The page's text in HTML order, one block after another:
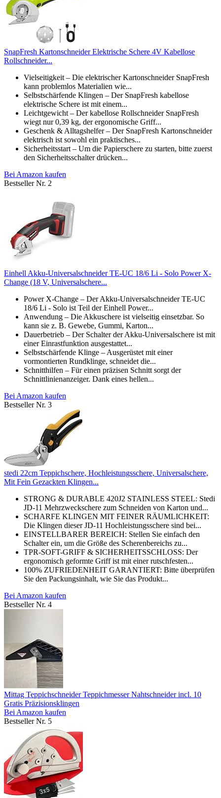
SnapFresh Kartonschneider Elektrische Schere 4V Kabellose
Rollschneider...
Vielseitigkeit – Die elektrischer Kartonschneider SnapFresh
kann problemlos Materialien wie...
Selbstschärfende Klingen – Der SnapFresh kabellose
elektrische Schere ist mit einem...
Leichtgewicht – Der kabellose Rollschneider SnapFresh
wiegt nur 0,39 kg, der ergonomische Griff...
Geschenk & Alltagshelfer – Der SnapFresh Kartonschneider
elektrisch ist sowohl ein praktisches...
Sicherheitsstart – Um die Papierschere zu starten, bitte zuerst
den Sicherheitsschalter drücken...
Bei Amazon kaufen
Bestseller Nr. 2
Einhell Akku-Universalschneider TE-UC 18/6 Li - Solo Power X-
Change (18 V, Universalschere...
Power X-Change – Der Akku-Universalschneider TE-UC
18/6 Li - Solo ist Teil der Einhell Power...
Anwendung – Die Akkuschere ist vielseitig einsetzbar. So
kann sie z. B. Gewebe, Gummi, Karton...
Dauerbetrieb – Der Schalter der Akku-Universalschere ist mit
einer Einrastfunktion ausgestattet...
Selbstschärfende Klinge – Ausgerüstet mit einer
vormontierten Rundklinge, schneidet die...
Schnitthilfen – Für einen präzisen Schnitt sorgt der
Schnittlinienanzeiger. Dank eines hellen...
Bei Amazon kaufen
Bestseller Nr. 3
stedi 22cm Teppichschere, Hochleistungsschere, Universalschere,
Mit Fein Gezackten Klingen...
STRONG & DURABLE 420J2 STAINLESS STEEL: Stedi
JD-11 Mehrzweckschere zum Schneiden von Karton und...
SCHARFE KLINGEN MIT FEINER RÄUMLICHKEIT:
Die Klingen dieser JD-11 Hochleistungsschere sind bei...
EINSTELLBARER BEREICH: Stellen Sie einfach den
Schalter ein, um die Größe des Scherenbereichs zu...
TPR-SOFT-GRIFF & SICHERHEITSSCHLOSS: Der
ergonomisch geformte Griff ist mit einer rutschfesten...
100% ZUFRIEDENHEIT GARANTIERT: Bitte überprüfen
Sie den Packungsinhalt, wie Sie das Produkt...
Bei Amazon kaufen
Bestseller Nr. 4
Mittag Teppichschneider Teppichmesser Nahtschneider incl. 10
Gratis Präzisionsklingen
Bei Amazon kaufen
Bestseller Nr. 5